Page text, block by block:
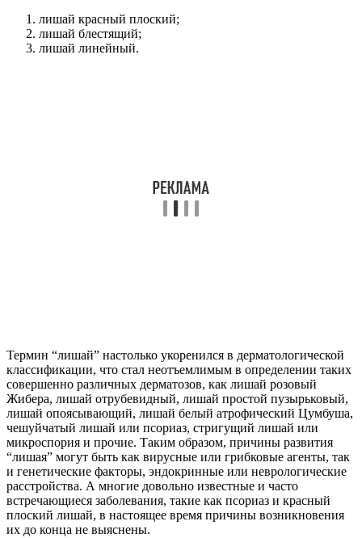
лишай красный плоский;
лишай блестящий;
лишай линейный.
Термин “лишай” настолько укоренился в дерматологической
классификации, что стал неотъемлимым в определении таких
совершенно различных дерматозов, как лишай розовый
Жибера, лишай отрубевидный, лишай простой пузырьковый,
лишай опоясывающий, лишай белый атрофический Цумбуша,
чешуйчатый лишай или псориаз, стригущий лишай или
микроспория и прочие. Таким образом, причины развития
“лишая” могут быть как вирусные или грибковые агенты, так
и генетические факторы, эндокринные или неврологические
расстройства. А многие довольно известные и часто
встречающиеся заболевания, такие как псориаз и красный
плоский лишай, в настоящее время причины возникновения
их до конца не выяснены.